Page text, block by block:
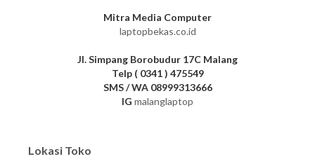
Mitra Media Computer
laptopbekas.co.id
Jl. Simpang Borobudur 17C Malang
Telp ( 0341 ) 475549
SMS / WA 08999313666
IG malanglaptop
Lokasi Toko